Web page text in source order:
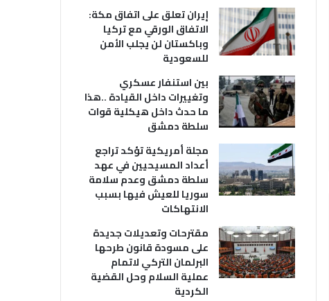
إيران تعلق على اتفاق مكة:
الاتفاق الورقي مع تركيا
وباكستان لن يجلب الأمن
للسعودية
بين استنفار عسكري
وتغييرات داخل القيادة ..هذا
ما حدث داخل هيكلية قوات
سلطة دمشق
مجلة أمريكية تؤكد تراجع
أعداد المسيحيين في عهد
سلطة دمشق وعدم سلامة
سوريا للعيش فيها بسبب
الانتهاكات
مقترحات وتعديلات جديدة
على مسودة قانون طرحها
البرلمان التركي لاتمام
عملية السلام وحل القضية
الكردية